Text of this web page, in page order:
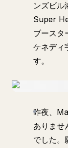
ンズビル
Super
ブース
ケネディ
す。
昨夜、
ありませ
でした。